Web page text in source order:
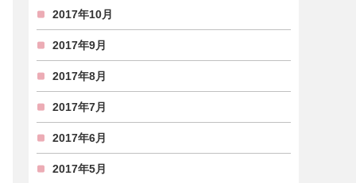
2017年10月
2017年9月
2017年8月
2017年7月
2017年6月
2017年5月